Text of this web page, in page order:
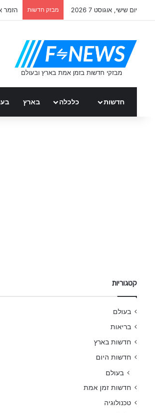
יום שישי, אוגוסט 7 2026 מבזק חדשות הזמר
חדשות כלכלה בארץ
קטגוריות
בעולם
בריאות
חדשות בארץ
חדשות היום
בעולם
חדשות זמן אמת
טכנולוגיה